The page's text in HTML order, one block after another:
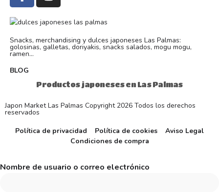
Snacks, merchandising y dulces japoneses Las Palmas:
golosinas, galletas, doriyakis, snacks salados, mogu mogu,
ramen...
BLOG
Productos japoneses en Las Palmas
Japon Market Las Palmas Copyright 2026 Todos los derechos
reservados
Política de privacidad
Política de cookies
Aviso Legal
Condiciones de compra
Nombre de usuario o correo electrónico